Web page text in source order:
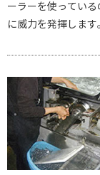
ーラーを使ってい
に威力を発揮します